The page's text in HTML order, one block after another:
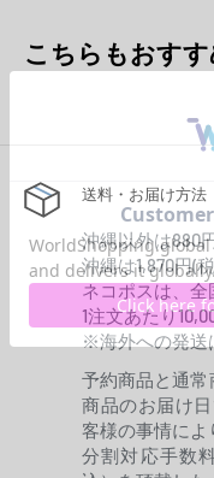
こちらもおすす
送料・お届け方法
沖縄以外は880
沖縄は1,870円(
ネコポスは、全
1注文あたり
※海外への発送
予約商品と通常
商品のお届け
客様の事情によ
分割対応手数